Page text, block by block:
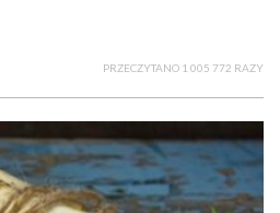
PRZECZYTANO 1 005 772 RAZY